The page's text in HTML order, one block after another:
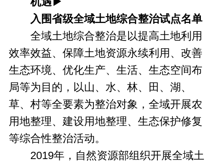
入围省级全域土地综合整治试点名单
全域土地综合整治是以提高土地利用
效率效益、保障土地资源永续利用、改善
生态环境、优化生产、生活、生态空间布
局等为目的，以山、水、林、田、湖、
草、村等全要素为整治对象，全域开展农
用地整理、建设用地整理、生态保护修复
等综合性整治活动。
2019年，自然资源部组织开展全域土